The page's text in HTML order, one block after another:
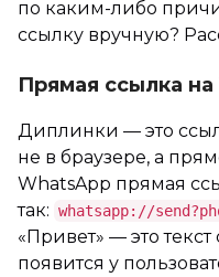
по каким-либо
ссылку вручную?
Прямая ссылка
Диплинки — это
не в браузере, а
WhatsApp прямая
так: whatsapp://
«Привет» — это
появится у